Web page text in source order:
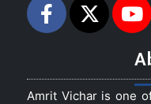
Amrit Vichar is one